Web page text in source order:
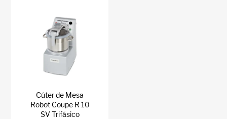
Cúter de Mesa
Robot Coupe R 10
SV Trifásico